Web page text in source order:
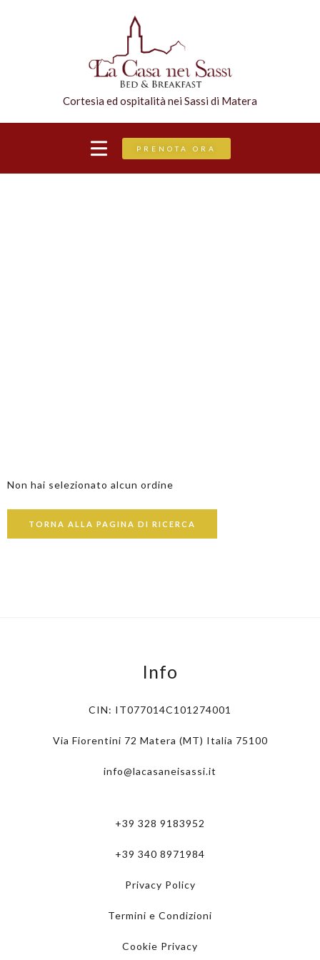
Cortesia ed ospitalità nei Sassi di Matera
PRENOTA ORA
Non hai selezionato alcun ordine
TORNA ALLA PAGINA DI RICERCA
Info
CIN: IT077014C101274001
Via Fiorentini 72 Matera (MT) Italia 75100
info@lacasaneisassi.it
+39 328 9183952
+39 340 8971984
Privacy Policy
Termini e Condizioni
Cookie Privacy